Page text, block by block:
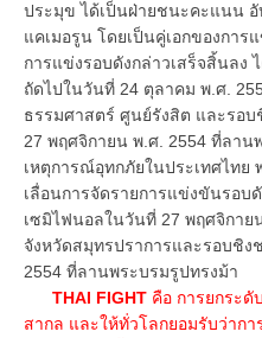
ประมุข ได้เป็นฝ่ายชนะคะแนน
แคเมอรูน โดยเป็นคู่เอกของกา
การแข่งรอบดังกล่าวเสร็จสิ้นลง
ถัดไปในวันที่ 24 ตุลาคม พ.ศ.
ธรรมศาสตร์ ศูนย์รังสิต และรอ
27 พฤศจิกายน พ.ศ. 2554 ที่ลาน
เหตุการณ์อุทกภัยในประเทศไทย
เลื่อนการจัดรายการแข่งขันรอบ
เซมิไฟนอลในวันที่ 27 พฤศจิกาย
จังหวัดสมุทรปราการและรอบชิ
2554 ที่ลานพระบรมรูปทรงม้า
THAI FIGHT คือ การยกระ
สากล และให้ทั่วโลกยอมรับว่าก